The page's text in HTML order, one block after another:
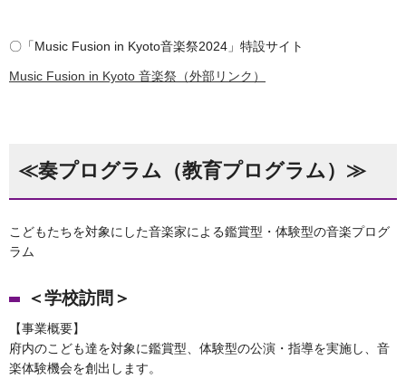
〇「Music Fusion in Kyoto音楽祭2024」特設サイト
Music Fusion in Kyoto 音楽祭（外部リンク）
≪奏プログラム（教育プログラム）≫
こどもたちを対象にした音楽家による鑑賞型・体験型の音楽プログ
ラム
＜学校訪問＞
【事業概要】
府内のこども達を対象に鑑賞型、体験型の公演・指導を実施し、音
楽体験機会を創出します。